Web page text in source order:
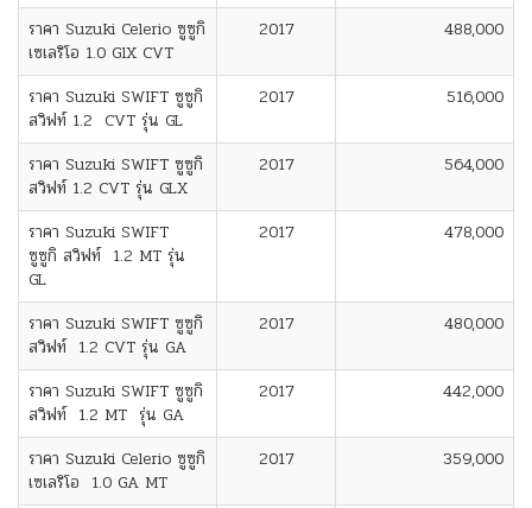
ราคา Suzuki Celerio ซูซูกิ
เซเลริโอ 1.0 GlX CVT
2017 488,000
ราคา Suzuki SWIFT ซูซูกิ
สวิฟท์ 1.2 CVT รุ่น GL
2017 516,000
ราคา Suzuki SWIFT ซูซูกิ
สวิฟท์ 1.2 CVT รุ่น GLX
2017 564,000
ราคา Suzuki SWIFT
ซูซูกิ สวิฟท์ 1.2 MT รุ่น
GL
2017 478,000
ราคา Suzuki SWIFT ซูซูกิ
สวิฟท์ 1.2 CVT รุ่น GA
2017 480,000
ราคา Suzuki SWIFT ซูซูกิ
สวิฟท์ 1.2 MT รุ่น GA
2017 442,000
ราคา Suzuki Celerio ซูซูกิ
เซเลริโอ 1.0 GA MT
2017 359,000